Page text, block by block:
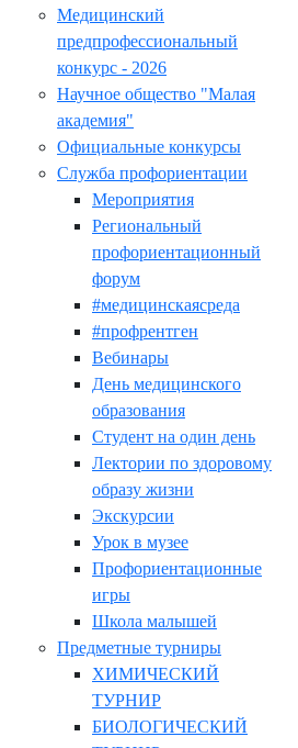
Медицинский
предпрофессиональный
конкурс - 2026
Научное общество "Малая
академия"
Официальные конкурсы
Служба профориентации
Мероприятия
Региональный
профориентационный
форум
#медицинскаясреда
#профрентген
Вебинары
День медицинского
образования
Студент на один день
Лектории по здоровому
образу жизни
Экскурсии
Урок в музее
Профориентационные
игры
Школа малышей
Предметные турниры
ХИМИЧЕСКИЙ
ТУРНИР
БИОЛОГИЧЕСКИЙ